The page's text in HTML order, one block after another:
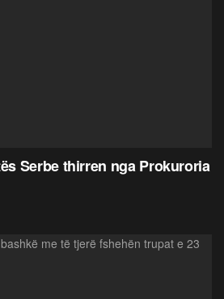
Serbe thirren nga Prokuroria